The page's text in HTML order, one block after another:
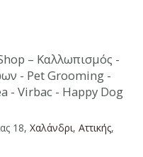
– Καλλωπισμός -
- Pet Grooming -
- Virbac - Happy Dog
18, Χαλάνδρι, Aττικής,